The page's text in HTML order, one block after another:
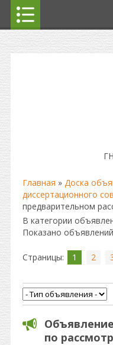
Главная » Доска
диссертационного
предварительном
В категории
Показано объявлений
Страницы: 1 2
по